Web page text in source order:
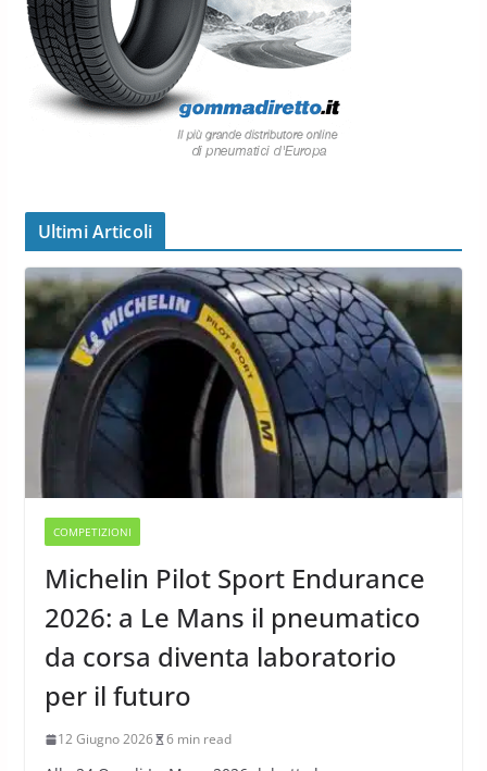
Ultimi Articoli
COMPETIZIONI
Michelin Pilot Sport Endurance
2026: a Le Mans il pneumatico
da corsa diventa laboratorio
per il futuro
12 Giugno 2026 6 min read